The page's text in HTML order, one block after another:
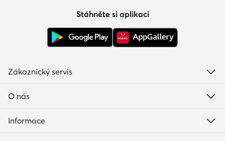
Stáhněte si aplikaci
Zákaznický servis
O nás
Informace